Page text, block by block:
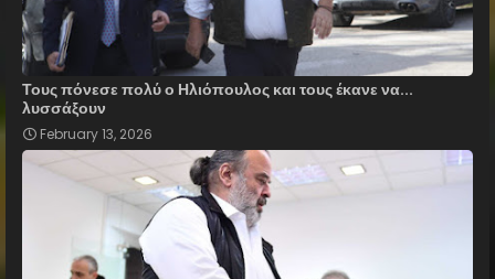
Τους πόνεσε πολύ ο Ηλιόπουλος και τους έκανε να...
λυσσάξουν
February 13, 2026